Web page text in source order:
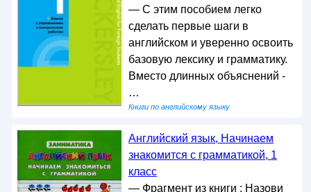
— С этим пособием легко
сделать первые шаги в
английском и уверенно освоить
базовую лексику и грамматику.
Вместо длинных объяснений -
…
Книги по английскому языку
Английский язык, Начинаем
знакомится с грамматикой, 1
класс
— Фрагмент из книги : Назови